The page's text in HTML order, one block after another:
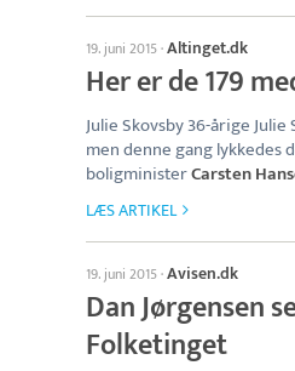
19. juni 2015·Altinget.dk
Her er de 179
Julie Skovsby 36-årige
men denne gang lykkedes
boligministerCarsten
LÆS ARTIKEL
19. juni 2015·Avisen.dk
Dan Jørgensen
Folketinget